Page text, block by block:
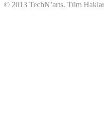
© 2013 TechN’arts. Tüm